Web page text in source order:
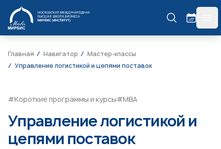
МИРБИС
Главная Навигатор
Мастер-классы
Управление логистикой и цепями поставок
#Короткие программы и курсы#МВА
Управление логистикой и
цепями поставок